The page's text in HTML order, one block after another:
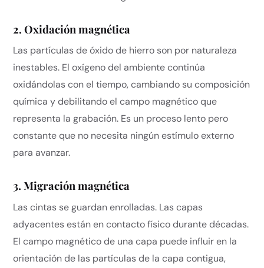
2. Oxidación magnética
Las partículas de óxido de hierro son por naturaleza
inestables. El oxígeno del ambiente continúa
oxidándolas con el tiempo, cambiando su composición
química y debilitando el campo magnético que
representa la grabación. Es un proceso lento pero
constante que no necesita ningún estímulo externo
para avanzar.
3. Migración magnética
Las cintas se guardan enrolladas. Las capas
adyacentes están en contacto físico durante décadas.
El campo magnético de una capa puede influir en la
orientación de las partículas de la capa contigua,